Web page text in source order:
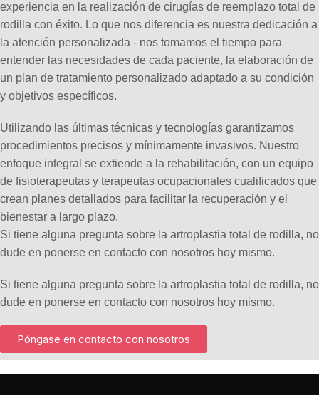
experiencia en la realización de cirugías de reemplazo total de
rodilla con éxito. Lo que nos diferencia es nuestra dedicación a
la atención personalizada - nos tomamos el tiempo para
entender las necesidades de cada paciente, la elaboración de
un plan de tratamiento personalizado adaptado a su condición
y objetivos específicos.
Utilizando las últimas técnicas y tecnologías garantizamos
procedimientos precisos y mínimamente invasivos. Nuestro
enfoque integral se extiende a la rehabilitación, con un equipo
de fisioterapeutas y terapeutas ocupacionales cualificados que
crean planes detallados para facilitar la recuperación y el
bienestar a largo plazo.
Si tiene alguna pregunta sobre la artroplastia total de rodilla, no
dude en ponerse en contacto con nosotros hoy mismo.
Si tiene alguna pregunta sobre la artroplastia total de rodilla, no
dude en ponerse en contacto con nosotros hoy mismo.
Póngase en contacto con nosotros